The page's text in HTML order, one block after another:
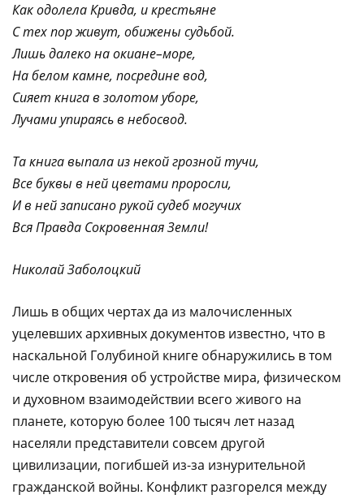
Как одолела Кривда, и крестьяне
С тех пор живут, обижены судьбой.
Лишь далеко на окиане–море,
На белом камне, посредине вод,
Сияет книга в золотом уборе,
Лучами упираясь в небосвод.
Та книга выпала из некой грозной тучи,
Все буквы в ней цветами проросли,
И в ней записано рукой судеб могучих
Вся Правда Сокровенная Земли!
Николай Заболоцкий
Лишь в общих чертах да из малочисленных
уцелевших архивных документов известно, что в
наскальной Голубиной книге обнаружились в том
числе откровения об устройстве мира, физическом
и духовном взаимодействии всего живого на
планете, которую более 100 тысяч лет назад
населяли представители совсем другой
цивилизации, погибшей из-за изнурительной
гражданской войны. Конфликт разгорелся между